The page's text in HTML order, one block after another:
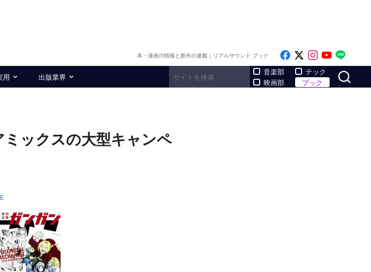
本・漫画の情報と新作の連載｜リアルサウンド ブック Like on Facebook
Follow on x
Follow on
Follow
用 出版業界
音楽部
映画部
テック
ブック
ックスの大型キャンペ